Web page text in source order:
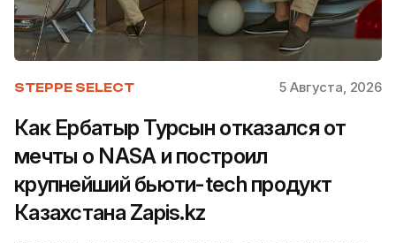
STEPPE SELECT 5 Августа, 2026
Как Ербатыр Турсын отказался от
мечты о NASA и построил
крупнейший бьюти-tech продукт
Казахстана Zapis.kz